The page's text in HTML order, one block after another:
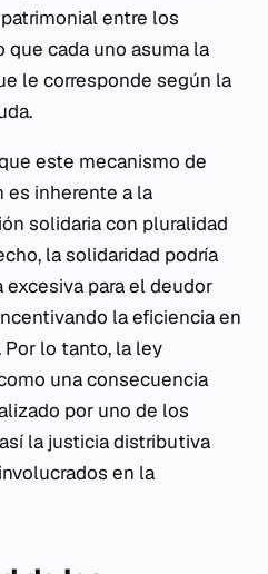
entre los
que cada uno asuma la
le corresponde según la
este mecanismo de
es inherente a la
solidaria con pluralidad
la solidaridad podría
para el deudor
la eficiencia en
lo tanto, la ley
una consecuencia
por uno de los
la justicia distributiva
en la